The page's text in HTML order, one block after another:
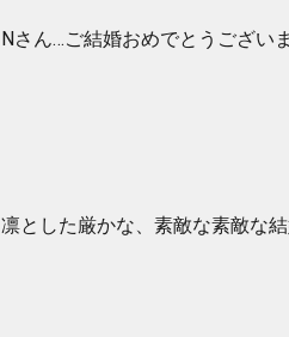
Nさん…ご結婚おめでとうござい
凛とした厳かな、素敵な素敵な